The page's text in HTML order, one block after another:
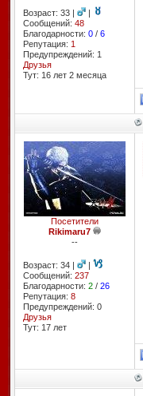
Возраст: 33 |
|
Сообщений: 48
Благодарности: 0/ 6
Репутация: 1
Предупреждений: 1
Друзья
Тут: 16 лет 2 месяцa
Посетители
Rikimaru7
--
Возраст: 34 |
|
Сообщений: 237
Благодарности: 2/ 26
Репутация: 8
Предупреждений: 0
Друзья
Тут: 17 лет